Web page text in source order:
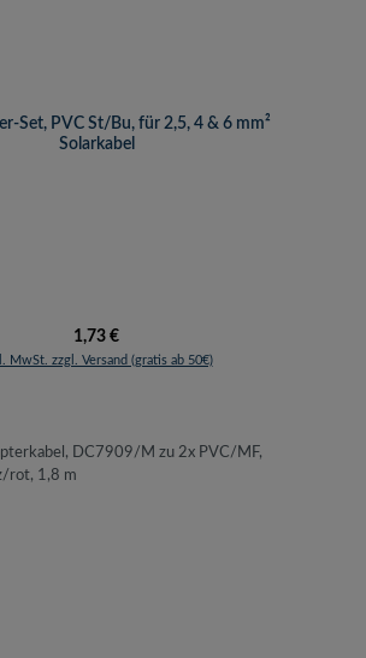
Set, PVC St/Bu, für 2,5, 4 & 6 mm²
Solarkabel
Regulärer Preis:
1,73 €
MwSt. zzgl. Versand (gratis ab 50€)